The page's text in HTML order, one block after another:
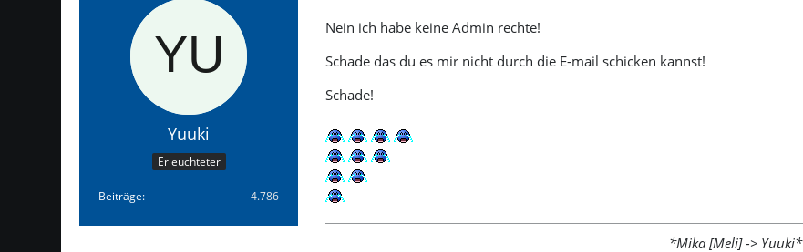
Yuuki
Erleuchteter
Beiträge 4.786
Nein ich habe keine Admin rechte!
Schade das du es mir nicht durch die E-mail schicken kannst!
Schade!
*Mika [Meli] -> Yuuki*